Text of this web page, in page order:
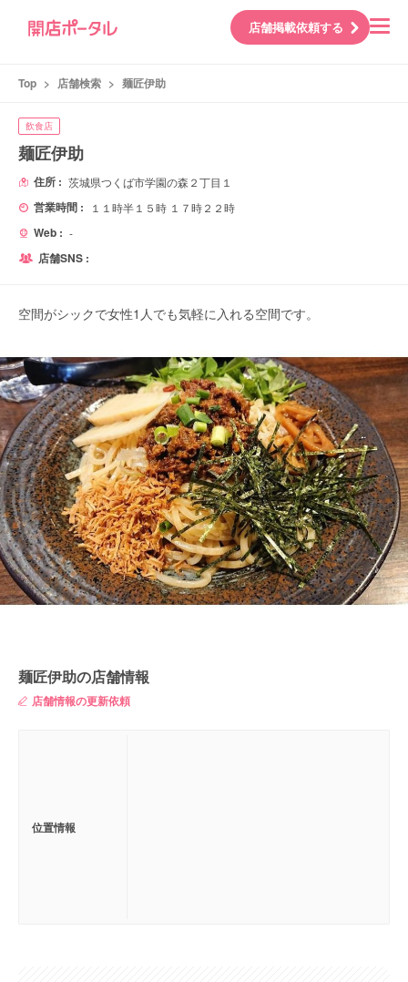
店舗掲載依頼する
Top > 店舗検索 > 麺匠伊助
飲食店
麺匠伊助
住所 : 茨城県つくば市学園の森２丁目１
営業時間 : １１時半１５時 １７時２２時
Web : -
店舗SNS :
空間がシックで女性1人でも気軽に入れる空間です。
麺匠伊助の店舗情報
店舗情報の更新依頼
位置情報